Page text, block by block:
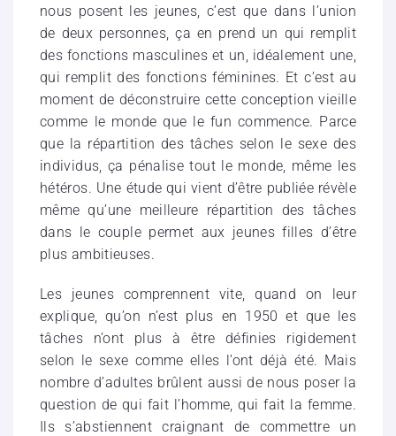
nous posent les jeunes, c’est que dans l’union
de deux personnes, ça en prend un qui remplit
des fonctions masculines et un, idéalement une,
qui remplit des fonctions féminines. Et c’est au
moment de déconstruire cette conception vieille
comme le monde que le fun commence. Parce
que la répartition des tâches selon le sexe des
individus, ça pénalise tout le monde, même les
hétéros. Une étude qui vient d’être publiée révèle
même qu’une meilleure répartition des tâches
dans le couple permet aux jeunes filles d’être
plus ambitieuses.
Les jeunes comprennent vite, quand on leur
explique, qu’on n’est plus en 1950 et que les
tâches n’ont plus à être définies rigidement
selon le sexe comme elles l’ont déjà été. Mais
nombre d’adultes brûlent aussi de nous poser la
question de qui fait l’homme, qui fait la femme.
Ils s’abstiennent craignant de commettre un